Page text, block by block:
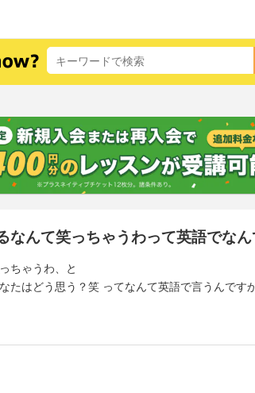
なんて笑っちゃうわって英語でなん
ちゃうわ、と
たはどう思う？笑 ってなんて英語で言うんです